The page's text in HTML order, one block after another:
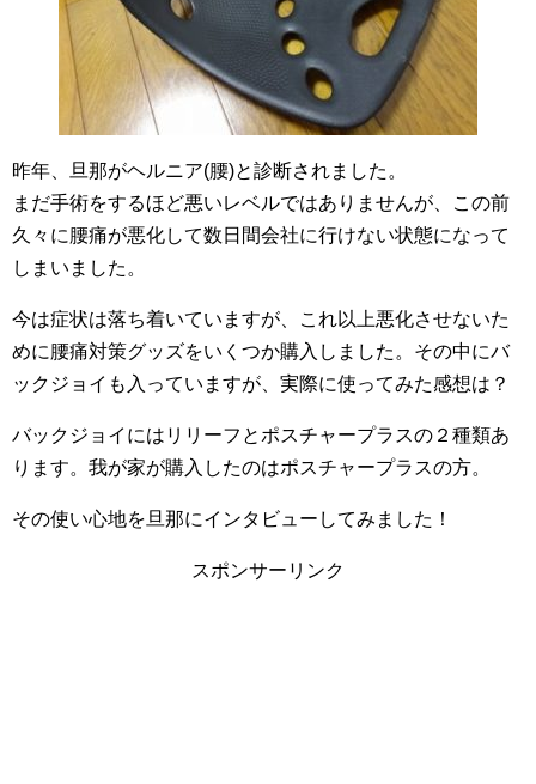
昨年、旦那がヘルニア(腰)と診断されました。
まだ手術をするほど悪いレベルではありませんが、この前
久々に腰痛が悪化して数日間会社に行けない状態になって
しまいました。
今は症状は落ち着いていますが、これ以上悪化させないた
めに腰痛対策グッズをいくつか購入しました。その中にバ
ックジョイも入っていますが、実際に使ってみた感想は？
バックジョイにはリリーフとポスチャープラスの２種類あ
ります。我が家が購入したのはポスチャープラスの方。
その使い心地を旦那にインタビューしてみました！
スポンサーリンク